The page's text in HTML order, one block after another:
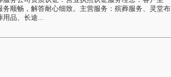
顺畅，解答耐心细致。主营服务：殡葬服务、灵堂布
品、长途...